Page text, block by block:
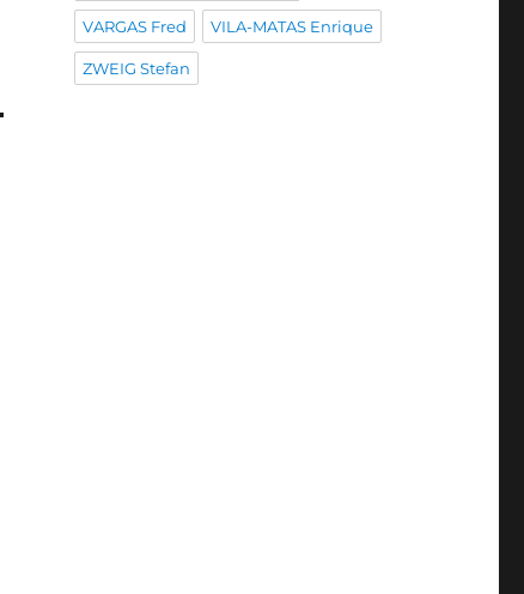
VARGAS Fred VILA-MATAS Enrique
ZWEIG Stefan